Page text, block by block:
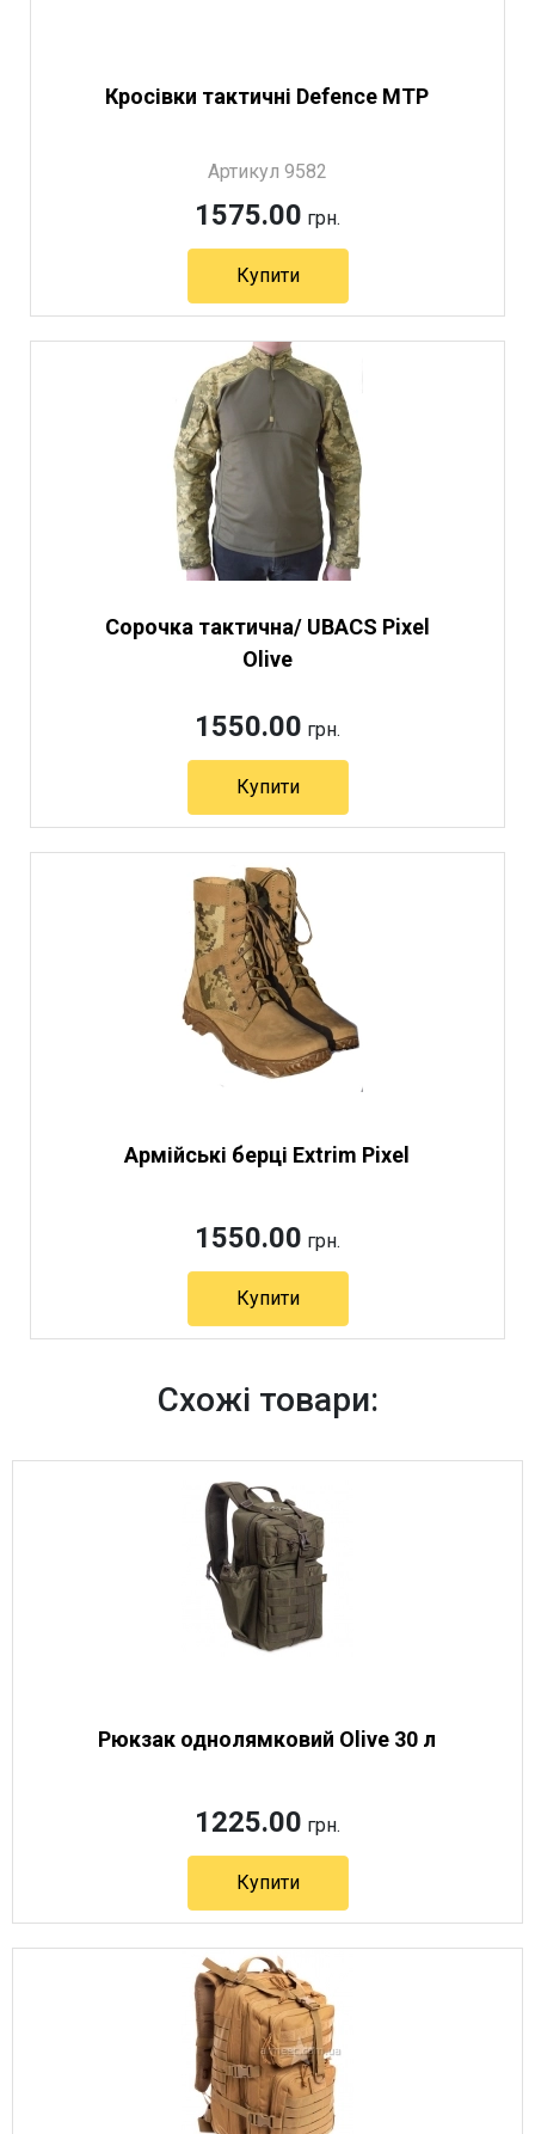
Кросівки тактичні Defence MTP
Артикул 9582
1575.00 грн.
Купити
Сорочка тактична/ UBACS Pixel
Olive
1550.00 грн.
Купити
Армійські берці Extrim Pixel
1550.00 грн.
Купити
Схожі товари:
Рюкзак однолямковий Olive 30 л
1225.00 грн.
Купити